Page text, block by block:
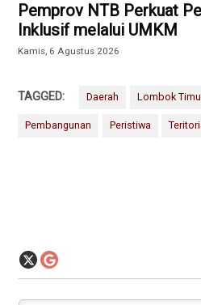
Pemprov NTB Perkuat
Inklusif melalui UMKM
Kamis, 6 Agustus 2026
TAGGED: Daerah Lombok
Pembangunan Peristiwa